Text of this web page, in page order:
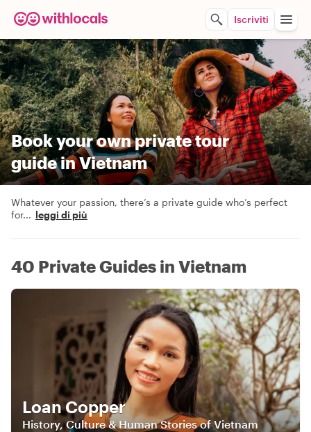
Iscriviti
Book your own private tour
guide in Vietnam
Whatever your passion, there’s a private guide who’s perfect
for... leggi di più
40 Private Guides in Vietnam
Loan Copper
History, Culture & Human Stories of Vietnam